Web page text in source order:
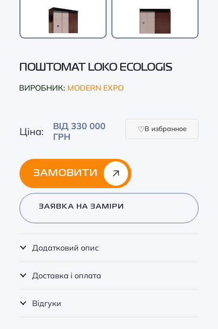
ПОШТОМАТ LOKO ECOLOGIS
ВИРОБНИК: MODERN EXPO
Ціна:
ВІД 330 000
ГРН
В избранное
ЗАМОВИТИ
Alternative:
ЗАЯВКА НА ЗАМІРИ
Додатковий опис
Доставка і оплата
Відгуки